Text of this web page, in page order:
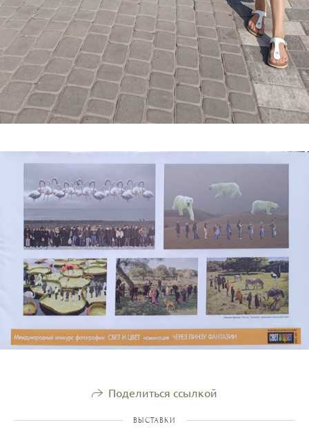
Поделиться ссылкой
ВЫСТАВКИ